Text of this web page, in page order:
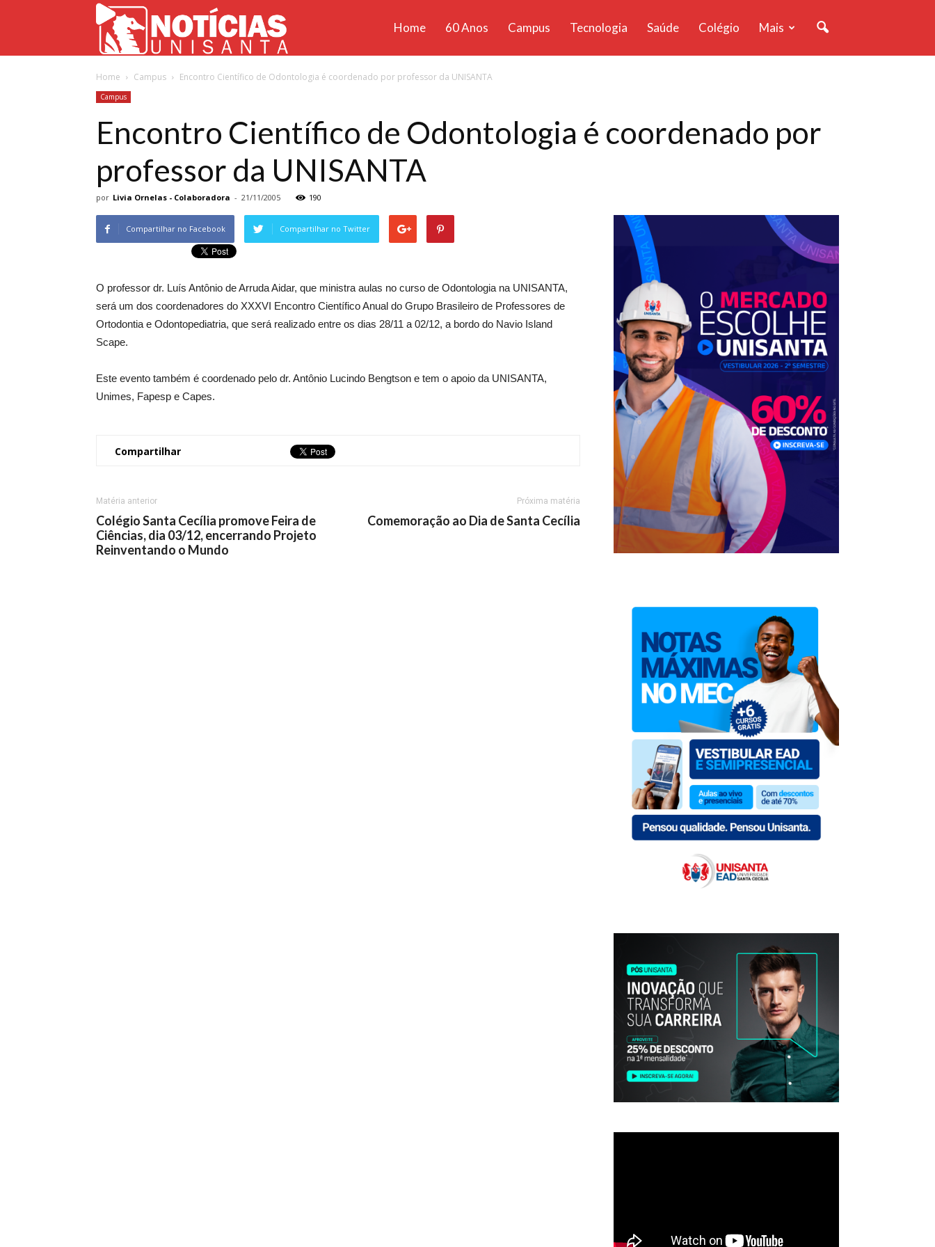
Unisanta
Home 60 Anos Campus Tecnologia Saúde Colégio Mais
Home Campus Encontro Científico de Odontologia é coordenado por professor da UNISANTA
Campus
Encontro Científico de Odontologia é coordenado por
professor da UNISANTA
por Livia Ornelas - Colaboradora - 21/11/2005 190
Compartilhar no Facebook Compartilhar no Twitter
O professor dr. Luís Antônio de Arruda Aidar, que ministra aulas no curso de Odontologia na UNISANTA,
será um dos coordenadores do XXXVI Encontro Científico Anual do Grupo Brasileiro de Professores de
Ortodontia e Odontopediatria, que será realizado entre os dias 28/11 a 02/12, a bordo do Navio Island
Scape.
Este evento também é coordenado pelo dr. Antônio Lucindo Bengtson e tem o apoio da UNISANTA,
Unimes, Fapesp e Capes.
Compartilhar
Matéria anterior
Colégio Santa Cecília promove Feira de
Ciências, dia 03/12, encerrando Projeto
Reinventando o Mundo
Próxima matéria
Comemoração ao Dia de Santa Cecília